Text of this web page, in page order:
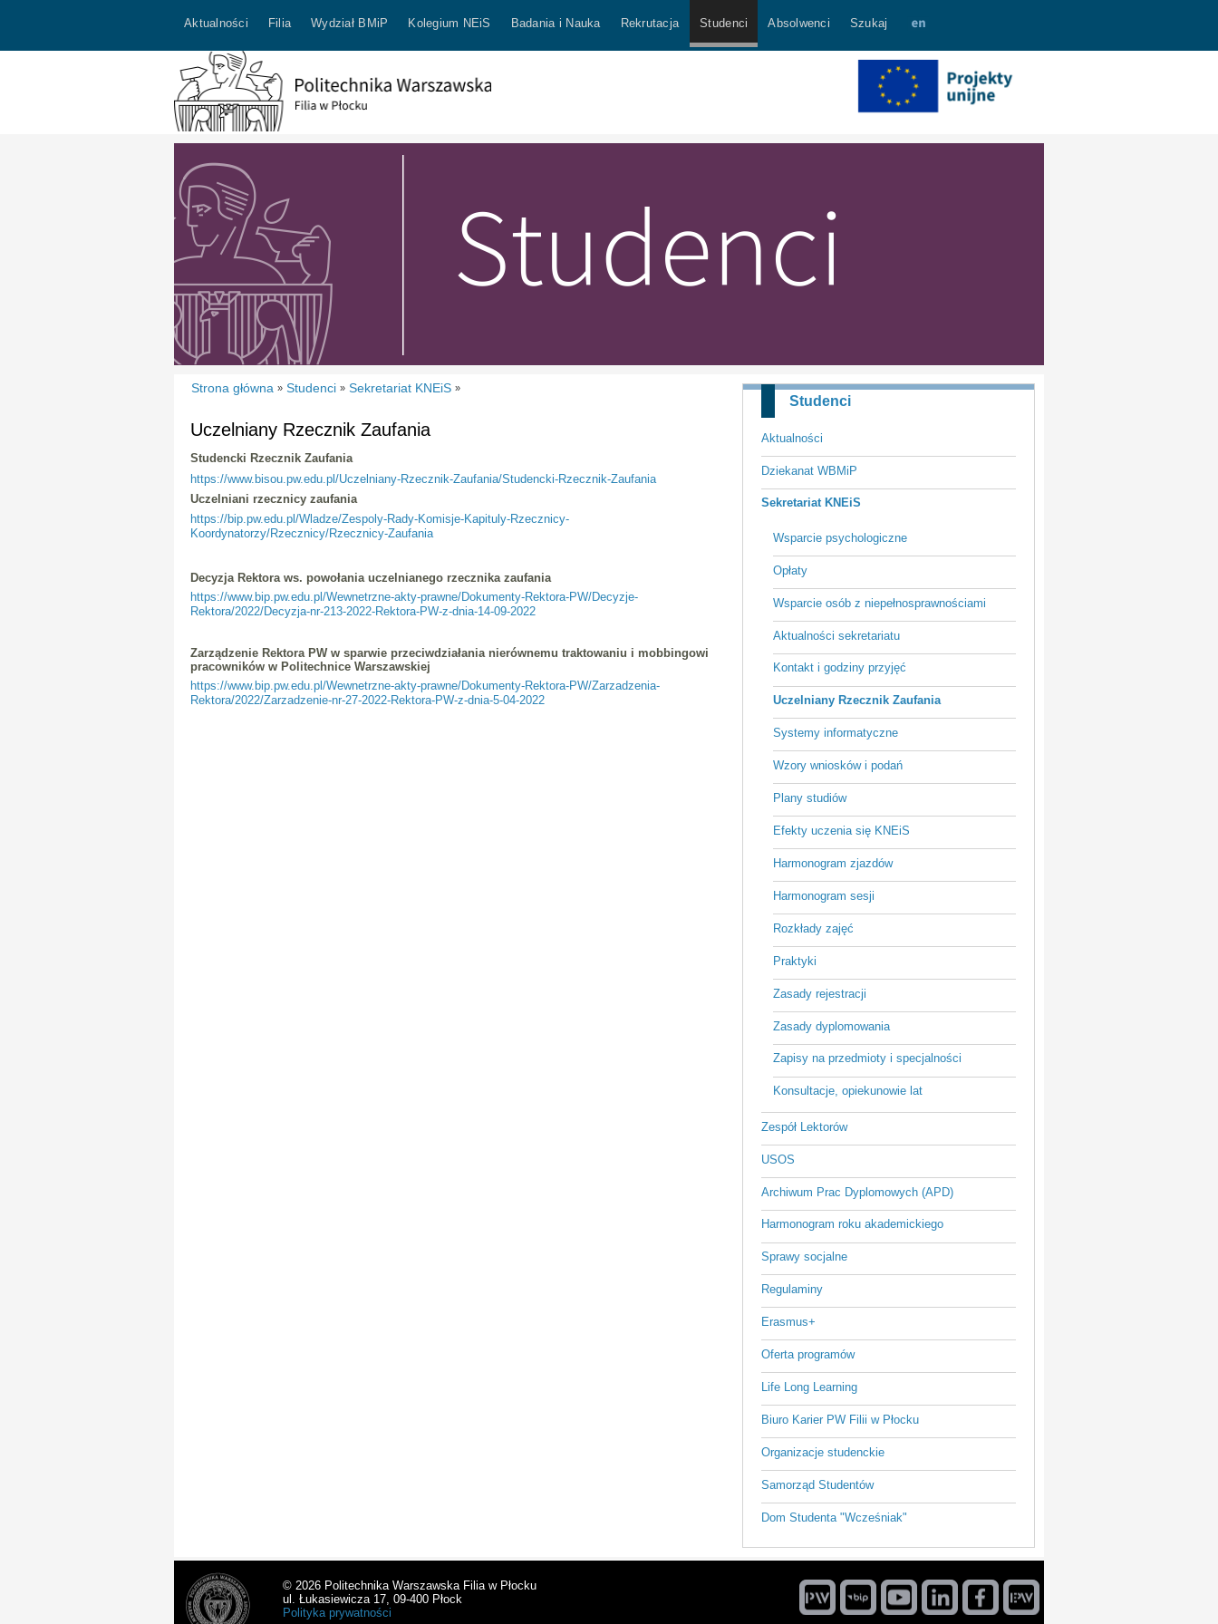
Aktualności Filia Wydział BMiP Kolegium NEiS Badania i Nauka Rekrutacja Studenci Absolwenci Szukaj
Studenci
Aktualności
Dziekanat WBMiP
Sekretariat KNEiS
Wsparcie psychologiczne
Opłaty
Wsparcie osób z niepełnosprawnościami
Aktualności sekretariatu
Kontakt i godziny przyjęć
Uczelniany Rzecznik Zaufania
Systemy informatyczne
Wzory wniosków i podań
Plany studiów
Efekty uczenia się KNEiS
Harmonogram zjazdów
Harmonogram sesji
Rozkłady zajęć
Praktyki
Zasady rejestracji
Zasady dyplomowania
Zapisy na przedmioty i specjalności
Konsultacje, opiekunowie lat
Zespół Lektorów
USOS
Archiwum Prac Dyplomowych (APD)
Harmonogram roku akademickiego
Sprawy socjalne
Regulaminy
Erasmus+
Oferta programów
Life Long Learning
Biuro Karier PW Filii w Płocku
Organizacje studenckie
Samorząd Studentów
Dom Studenta "Wcześniak"
Strona główna » Studenci » Sekretariat KNEiS »
Uczelniany Rzecznik Zaufania
Studencki Rzecznik Zaufania
https://www.bisou.pw.edu.pl/Uczelniany-Rzecznik-Zaufania/Studencki-Rzecznik-Zaufania
Uczelniani rzecznicy zaufania
https://bip.pw.edu.pl/Wladze/Zespoly-Rady-Komisje-Kapituly-Rzecznicy-
Koordynatorzy/Rzecznicy/Rzecznicy-Zaufania
Decyzja Rektora ws. powołania uczelnianego rzecznika zaufania
https://www.bip.pw.edu.pl/Wewnetrzne-akty-prawne/Dokumenty-Rektora-PW/Decyzje-
Rektora/2022/Decyzja-nr-213-2022-Rektora-PW-z-dnia-14-09-2022
Zarządzenie Rektora PW w sparwie przeciwdziałania nierównemu traktowaniu i mobbingowi
pracowników w Politechnice Warszawskiej
https://www.bip.pw.edu.pl/Wewnetrzne-akty-prawne/Dokumenty-Rektora-PW/Zarzadzenia-
Rektora/2022/Zarzadzenie-nr-27-2022-Rektora-PW-z-dnia-5-04-2022
© 2026 Politechnika Warszawska Filia w Płocku
ul. Łukasiewicza 17, 09-400 Płock
Polityka prywatności